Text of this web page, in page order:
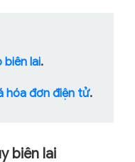
biên lai.
hóa đơn điện tử.
biên lai